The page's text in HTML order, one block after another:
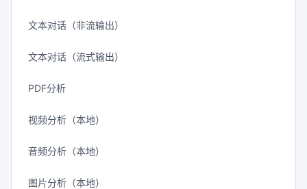
文本对话（非流输出）
文本对话（流式输出）
PDF分析
视频分析（本地）
音频分析（本地）
图片分析（本地）